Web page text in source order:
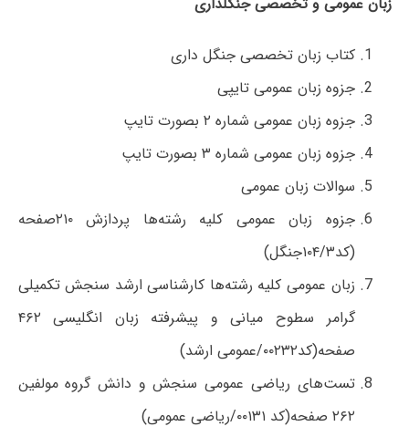
کتاب زبان تخصصی جنگل داری
جزوه زبان عمومی تایپی
جزوه زبان عمومی شماره ۲ بصورت تایپ
جزوه زبان عمومی شماره ۳ بصورت تایپ
سوالات زبان عمومی
جزوه زبان عمومی کلیه رشته‌ها پردازش ۲۱۰صفحه
(کد۱۰۴/۳جنگل)
زبان عمومی کلیه رشته‌ها کار‌شناسی ارشد سنجش تکمیلی
گرامر سطوح میانی و پیشرفته زبان انگلیسی ۴۶۲
صفحه(کد۰۰۲۳۲/عمومی ارشد)
تست‌های ریاضی عمومی سنجش و دانش گروه مولفین
۲۶۲ صفحه(کد ۰۰۱۳۱/ریاضی عمومی)